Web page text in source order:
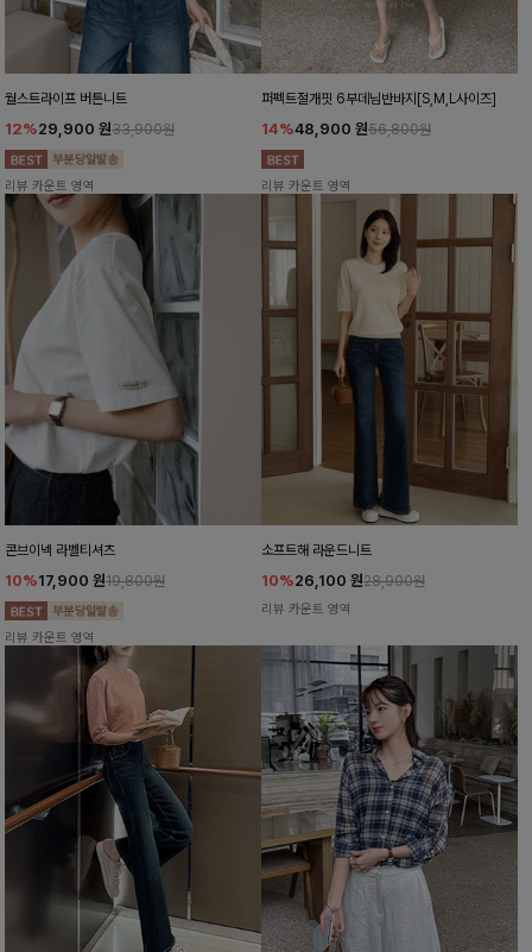
월스트라이프 버튼니트
12%29,900 원33,900원
리뷰 카운트 영역
퍼펙트절개핏 6부데님반바지[S,M,L사이즈]
14%48,900 원56,800원
리뷰 카운트 영역
콘브이넥 라벨티셔츠
10%17,900 원19,800원
리뷰 카운트 영역
소프트해 라운드니트
10%26,100 원28,900원
리뷰 카운트 영역